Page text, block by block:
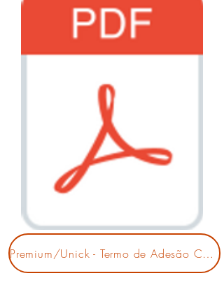
Premium/Unick - Termo de Adesão Contrato